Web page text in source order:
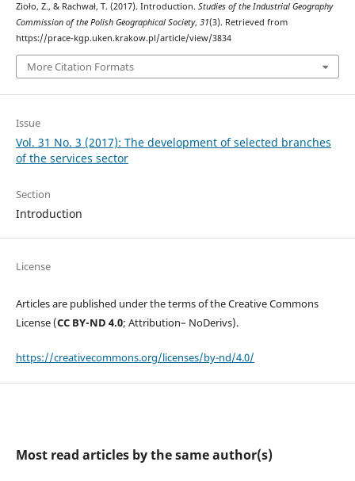
Zioło, Z., & Rachwał, T. (2017). Introduction. Studies of the Industrial Geography
Commission of the Polish Geographical Society, 31(3). Retrieved from
https://prace-kgp.uken.krakow.pl/article/view/3834
More Citation Formats
Issue
Vol. 31 No. 3 (2017): The development of selected branches
of the services sector
Section
Introduction
License
Articles are published under the terms of the Creative Commons
License (CC BY-ND 4.0; Attribution– NoDerivs).
https://creativecommons.org/licenses/by-nd/4.0/
Most read articles by the same author(s)